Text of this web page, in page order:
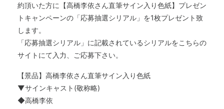
約頂いた方に【高橋李依さん直筆サイン入り色紙】プレゼン
トキャンペーンの「応募抽選シリアル」を1枚プレゼント致
します。
「応募抽選シリアル」に記載されているシリアルをこちらの
サイトにて入力、ご応募下さい。
【景品】高橋李依さん直筆サイン入り色紙
▼サインキャスト(敬称略)
◆高橋李依